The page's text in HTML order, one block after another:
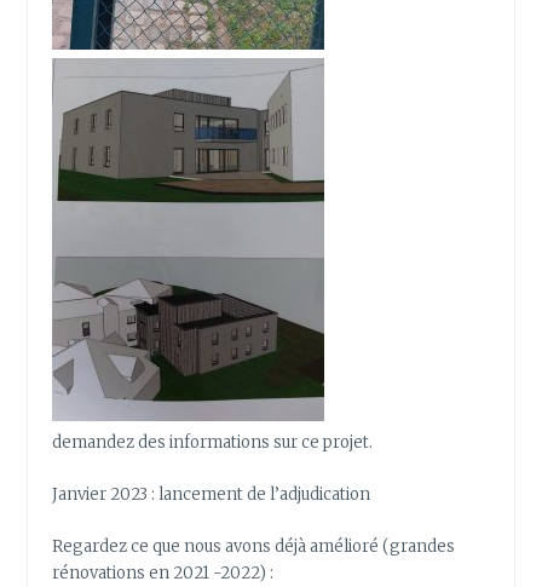
demandez des informations sur ce projet.
Janvier 2023 : lancement de l’adjudication
Regardez ce que nous avons déjà amélioré (grandes
rénovations en 2021 -2022) :